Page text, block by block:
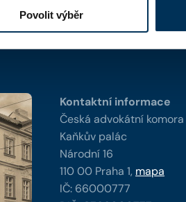
Povolit výběr
Kontaktní informace
Česká advokátní komora
Kaňkův palác
Národní 16
110 00 Praha 1, mapa
IČ: 66000777